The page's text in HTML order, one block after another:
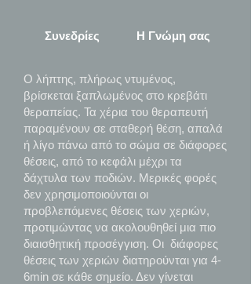
Συνεδρίες Η Γνώμη σας
Ο λήπτης, πλήρως ντυμένος,
βρίσκεται ξαπλωμένος στο κρεβάτι
θεραπείας. Τα χέρια του θεραπευτή
παραμένουν σε σταθερή θέση, απαλά
ή λίγο πάνω από το σώμα σε διάφορες
θέσεις, από το κεφάλι μέχρι τα
δάχτυλα των ποδιών. Μερικές φορές
δεν χρησιμοποιούνται οι
προβλεπόμενες θέσεις των χεριών,
προτιμώντας να ακολουθηθεί μια πιο
διαισθητική προσέγγιση. Οι διάφορες
θέσεις των χεριών διατηρούνται για 4-
6min σε κάθε σημείο. Δεν γίνεται